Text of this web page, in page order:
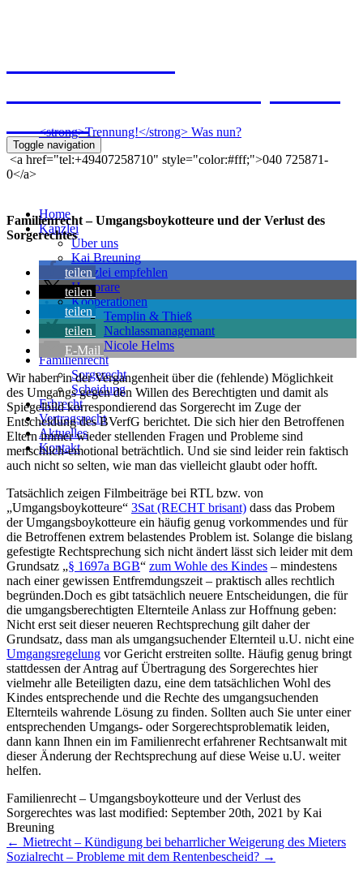
Hamburg
Toggle navigation
Home
Kanzlei
Über uns
Kai Breuning
Kanzlei empfehlen
Honorare
Kooperationen
Templin & Thieß
Nachlassmanagemant
Nicole Helms
Familienrecht
Sorgerecht
Scheidung
Erbrecht
Vertragsrecht
Aktuelles
Kontakt
<strong>Trennung!</strong> Was nun?
<a href="tel:+49407258710" style="color:#fff;">040 725871-
0</a>
Familienrecht – Umgangsboykotteure und der Verlust des
Sorgerechtes
teilen
teilen
teilen
teilen
E-Mail
Wir haben in der Vergangenheit über die (fehlende) Möglichkeit
des Umgangs gegen den Willen des Berechtigten und damit als
Spiegelbild korrespondierend das Sorgerecht im Zuge der
Entscheidung des BVerfG berichtet. Die sich hier den Betroffenen
Eltern immer wieder stellenden Fragen und Probleme sind
menschlich-emotional beträchtlich. Und sie sind leider rein faktisch
auch nicht so selten, wie man das vielleicht glaubt oder hofft.
Tatsächlich zeigen Filmbeiträge bei RTL bzw. von
„Umgangsboykotteure“ 3Sat (RECHT brisant) dass das Probem
der Umgangsboykotteure ein häufig genug vorkommendes und für
die Betroffenen extrem belastendes Problem ist. Solange die bislang
gefestigte Rechtsprechung sich nicht ändert lässt sich leider mit dem
Grundsatz „§ 1697a BGB“ zum Wohle des Kindes – mindestens
nach einer gewissen Entfremdungszeit – praktisch alles rechtlich
begründen.Doch es gibt tatsächlich neuere Entscheidungen, die für
die umgangsberechtigten Elternteile Anlass zur Hoffnung geben:
Nicht erst seit dieser neueren Rechtsprechung gilt daher der
Grundsatz, dass man als umgangsuchender Elternteil u.U. nicht eine
Umgangsregelung vor Gericht erstreiten sollte. Häufig genug bringt
stattdessen der Antrag auf Übertragung des Sorgerechtes hier
vielmehr alle Beteiligten dazu, eine dem tatsächlichen Wohl des
Kindes entsprechende und die Rechte des umgangsuchenden
Elternteils wahrende Lösung zu finden. Sollten auch Sie unter einer
entsprechenden Umgangs- oder Sorgerechtsproblematik leiden,
dann kann Ihnen ein im Familienrecht erfahrener Rechtsanwalt mit
dieser Änderung der Rechtsprechung auf diese Weise u.U. weiter
helfen.
Familienrecht – Umgangsboykotteure und der Verlust des
Sorgerechtes was last modified: September 20th, 2021 by Kai
Breuning
Weitere
Meldungen
← Mietrecht – Kündigung bei beharrlicher Weigerung des Mieters
Sozialrecht – Probleme mit dem Rentenbescheid? →